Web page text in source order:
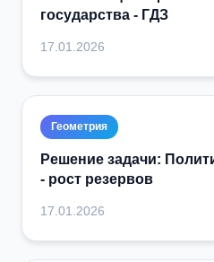
государства - ГДЗ
17.01.2026
Геометрия
Решение задачи:
- рост резервов
17.01.2026